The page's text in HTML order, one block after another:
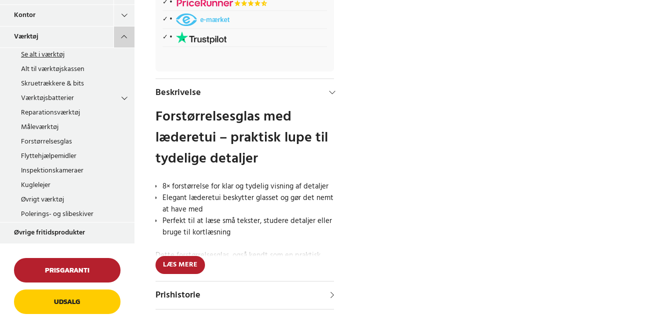
Kontor
Værktøj
Se alt iværktøj
Alt til værktøjskassen
Skruetrækkere & bits
Værktøjsbatterier
Reparationsværktøj
Måleværktøj
Forstørrelsesglas
Flyttehjælpemidler
Inspektionskameraer
Kuglelejer
Øvrigt værktøj
Polerings- og slibeskiver
Øvrige fritidsprodukter
PRISGARANTI
UDSALG
Beskrivelse
Forstørrelsesglas med
læderetui – praktisk lupe til
tydelige detaljer
8× forstørrelse for klar og tydelig visning af detaljer
Elegant læderetui beskytter glasset og gør det nemt
at have med
Perfekt til at læse små tekster, studere detaljer eller
bruge til kortlæsning
Dette forstørrelsesglas, også kendt som en praktisk
lupe, er en nyttig ledsager, når du vil se detaljer
tydeligere. Med 8× forstørrelse kan du nemt læse fin
skrift, studere små genstande eller se nærmere på kort.
Det robuste læderetui beskytter glasset, når det ikke
er i brug, og gør det nemt at have med i lommen eller
LÆS MERE
Prishistorie